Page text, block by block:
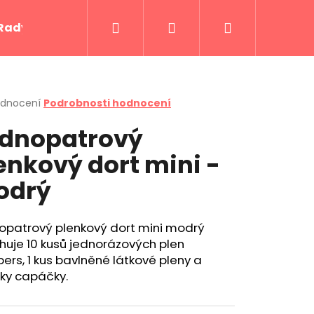
a tipy Kontakty Přihlášení
Podrobnosti hodnocení
dort mini -
plenkový dort mini modrý
10 kusů jednorázových plen
1 kus bavlněné látkové pleny a
capáčky.